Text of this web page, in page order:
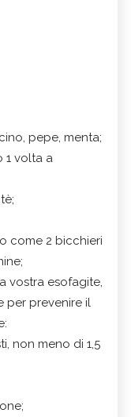
pepe, menta;
1 volta a
come 2 bicchieri
vostra esofagite,
per prevenire il
non meno di 1,5